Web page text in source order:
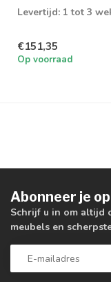
Levertijd: 1 tot 3
€151,35
Op voorraad
Abonneer je
Schrijf u in om altijd
meubels en